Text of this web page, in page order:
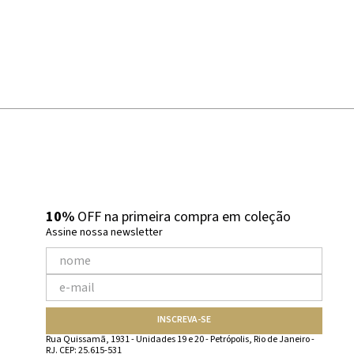
10%OFF na primeira compra em coleção
Assine nossa newsletter
INSCREVA-SE
Rua Quissamã, 1931 - Unidades 19 e 20 - Petrópolis, Rio de Janeiro -
RJ. CEP: 25.615-531